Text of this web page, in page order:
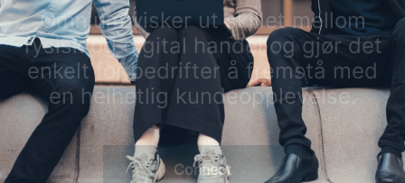
Omnium visker ut skillet mellom
fysisk og digital handel og gjør det
enkelt for bedrifter å fremstå med
en helhetlig kundeopplevelse.
Connect